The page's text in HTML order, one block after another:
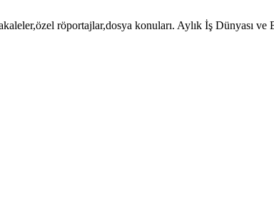
röportajlar,dosya konuları. Aylık İş Dünyası